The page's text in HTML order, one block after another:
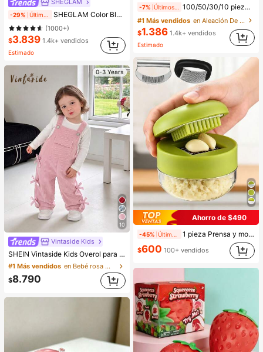
SHEGLAM
-29% SHEGLAM Color Bloom Rubor LíQuido Acabado Mate-Love Cake Colorete Marca De Belleza CosméTica Maquillaje Para Mujeres Y NiñAs
(1000+)
$3.839 1.4k+ vendidos
Estimado
0-3 Years
10
Vintaside Kids
SHEIN Vintaside Kids Overol para niña bebé, para todas las estaciones, estilo lindo, rosa claro, decorado con lazos rosas, diseño de bolsillo delantero, mono de pierna recta holgada, tela de pana, suave y cómodo, para la escuela, el transporte, salidas diarias, overol para niña bebé para todas las estaciones
#1 Más vendidos
en Bebé rosa Monos para niñas
$8.790
-7% 100/50/30/10 piezas Lindos clips de estrella de cinco puntas estilo Y2K, clips de cabello coloridos, accesorios básicos para el cabello - Adecuados para niñas, uso diario en la escuela, fiestas, deportes, estética
#1 Más vendidos
en Aleación De Hierro Accesorios para el cabello d
$1.386 1.4k+ vendidos
Estimado
Ahorro de $490
-45% 1 pieza Prensa y molinillo de ajo manual - Herramienta de cocina multifuncional, se puede usar para picar, rebanar y moler, adecuado para uso en el hogar, restaurante, al aire libre y camión de comida, diseño portátil de mano, molinillo de plástico y diente de ajo, suministros de cocina, suministros de cocina, artículos esenciales para viajes y al aire libre, fácil de transportar, decoración del hogar, temporada de regreso a la escuela, regalo para mujeres, regalo para hombres
$600 100+ vendidos